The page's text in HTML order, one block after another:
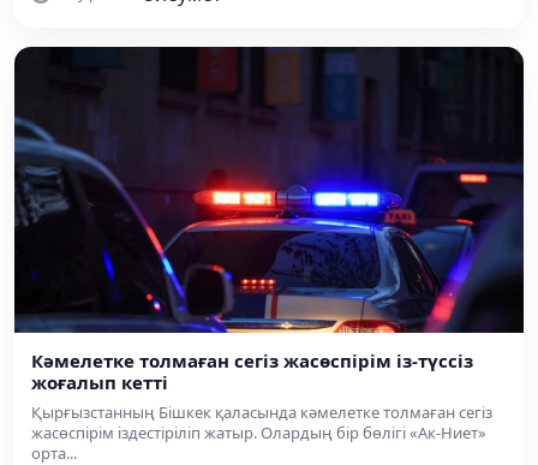
Кәмелетке толмаған сегіз жасөспірім із-түссіз
жоғалып кетті
Қырғызстанның Бішкек қаласында кәмелетке толмаған сегіз
жасөспірім іздестіріліп жатыр. Олардың бір бөлігі «Ак-Ниет»
орта...